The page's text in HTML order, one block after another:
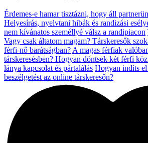
Érdemes-e hamar tisztázni, hogy áll
Helyesírás, nyelvtani hibák és randizási
nem kívánatos személlyé válsz a randipiacon
Vagy csak áltatom magam? Társkeresők
férfi-nő barátságban? A magas férfiak
társkeresésben? Hogyan döntsek két férfi
lánya kapcsolat és pártalálás Hogyan indíts el
beszélgetést az online társkeresőn?